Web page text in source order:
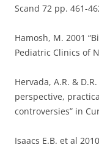
Scand 72 pp. 461-
Hamosh, M. 2001
Pediatric Clinics of
Hervada, A.R. &
perspective,
controversies” in
Isaacs E.B. et al